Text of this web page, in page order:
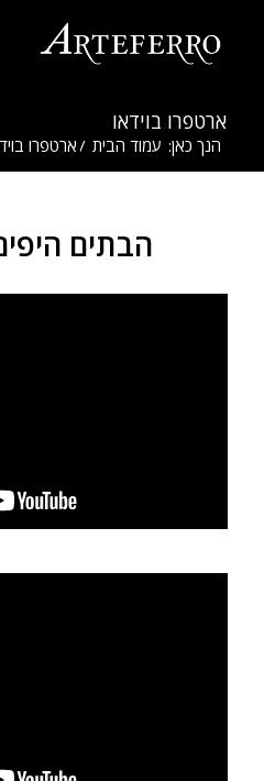
ארטפרו בוידאו
הנך כאן: עמוד הבית /ארטפרו
הבתים